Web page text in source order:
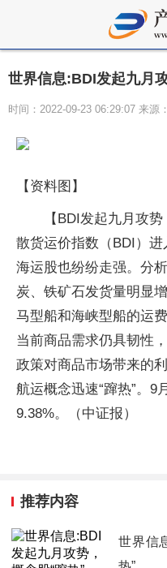
世界信息:BDI发起九月
时间：2022-09-23 06:29:07 来源
【资料图】
【BDI发起九月攻
散货运价指数（BDI）
海运股也纷纷走强。分
炭、铁矿石发货量明显
马型船和海峡型船的运
当前商品需求仍具韧性
政策对商品市场带来的
航运概念迅速“蹿热”。9
9.38%。（中证报）
推荐内容
世界信